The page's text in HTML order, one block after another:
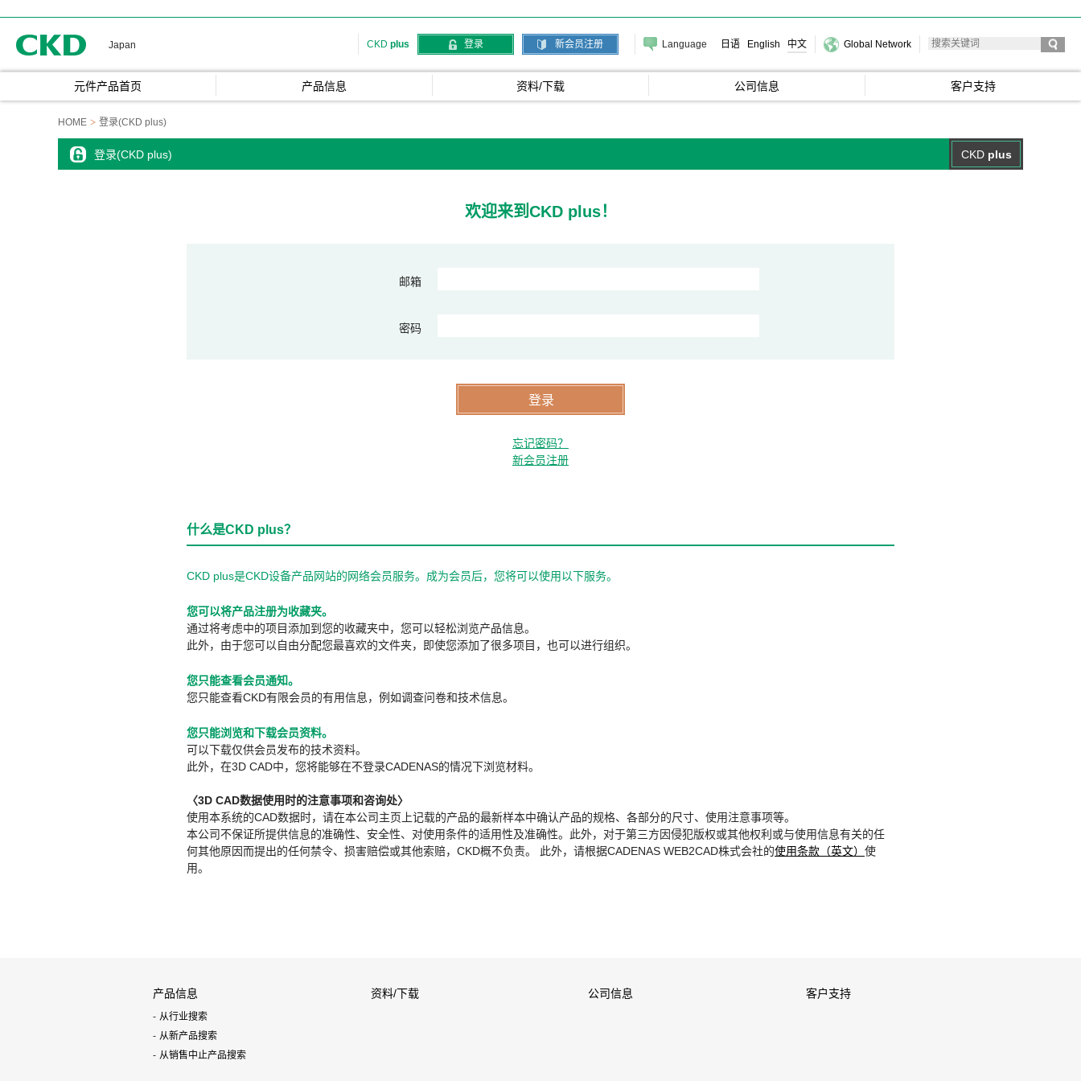
Japan CKD plus 登录 新会员注册 Language 日语 English 中文 Global Network
元件产品首页 产品信息 资料/下载 公司信息 客户支持
HOME 登录(CKD plus)
登录(CKD plus) CKD plus
欢迎来到CKD plus！
邮箱
密码
忘记密码？
新会员注册
什么是CKD plus？
CKD plus是CKD设备产品网站的网络会员服务。成为会员后，您将可以使用以下服务。
您可以将产品注册为收藏夹。
通过将考虑中的项目添加到您的收藏夹中，您可以轻松浏览产品信息。
此外，由于您可以自由分配您最喜欢的文件夹，即使您添加了很多项目，也可以进行组织。
您只能查看会员通知。
您只能查看CKD有限会员的有用信息，例如调查问卷和技术信息。
您只能浏览和下载会员资料。
可以下载仅供会员发布的技术资料。
此外，在3D CAD中，您将能够在不登录CADENAS的情况下浏览材料。
〈3D CAD数据使用时的注意事项和咨询处〉
使用本系统的CAD数据时，请在本公司主页上记载的产品的最新样本中确认产品的规格、各部分的尺寸、使用注意事项等。
本公司不保证所提供信息的准确性、安全性、对使用条件的适用性及准确性。此外，对于第三方因侵犯版权或其他权利或与使用信息有关的任
何其他原因而提出的任何禁令、损害赔偿或其他索赔，CKD概不负责。 此外，请根据CADENAS WEB2CAD株式会社的使用条款（英文） 使
用。
产品信息
从行业搜索
从新产品搜索
从销售中止产品搜索
资料/下载 公司信息 客户支持